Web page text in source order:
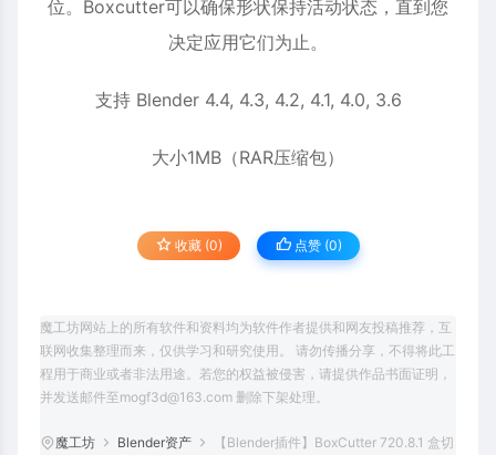
位。Boxcutter可以确保形状保持活动状态，直到您
决定应用它们为止。
支持 Blender 4.4, 4.3, 4.2, 4.1, 4.0, 3.6
大小1MB（RAR压缩包）
收藏 (0) 点赞 (0)
魔工坊网站上的所有软件和资料均为软件作者提供和网友投稿推荐，互
联网收集整理而来，仅供学习和研究使用。 请勿传播分享，不得将此工
程用于商业或者非法用途。若您的权益被侵害，请提供作品书面证明，
并发送邮件至mogf3d@163.com 删除下架处理。
魔工坊 Blender资产
【Blender插件】BoxCutter 720.8.1 盒切